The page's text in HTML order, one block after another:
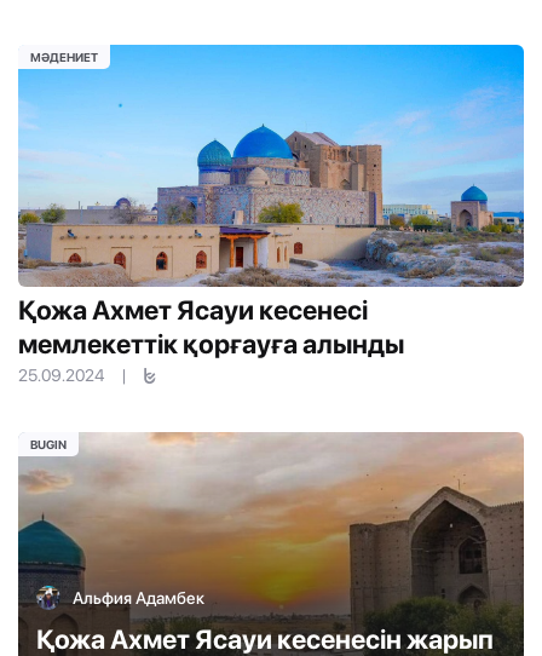
Қожа Ахмет Ясауи кесенесі
мемлекеттік қорғауға алынды
25.09.2024 |
МӘДЕНИЕТ
Альфия Адамбек
Қожа Ахмет Ясауи кесенесін жарып
BUGIN